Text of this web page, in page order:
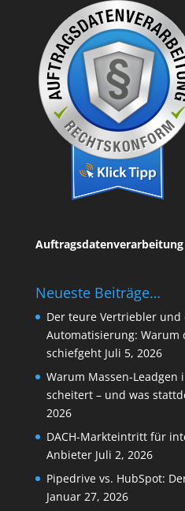
Auftragsdatenverarbeitung
Neueste Beiträge…
Der teure Vertriebler
Automatisierung: Warum
schiefgeht Juli 5, 2026
Warum Massen-Leadgen
scheitert – und was
2026
DACH-Markteintritt für
Anbieter Juli 2, 2026
Pipedrive vs. HubSpot:
Januar 27, 2026